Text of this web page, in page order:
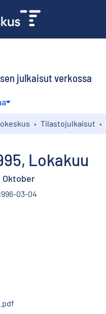
julkaisut verkossa
Tilastojulkaisut
Lokakuu
Oktober
03-04